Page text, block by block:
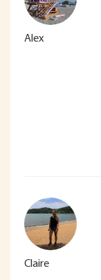
Alex
Claire